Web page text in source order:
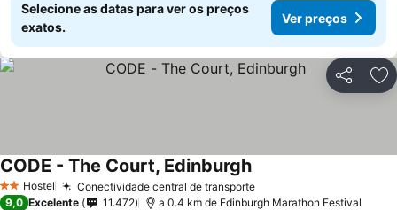
Selecione as datas para ver os preços
exatos.
Ver preços
Partilhar
2 Estrelas
Hostel Conectividade central de transporte
CODE - The Court, Edinburgh
9,0 Excelente 11.472 a 0.4 km de Edinburgh Marathon Festival